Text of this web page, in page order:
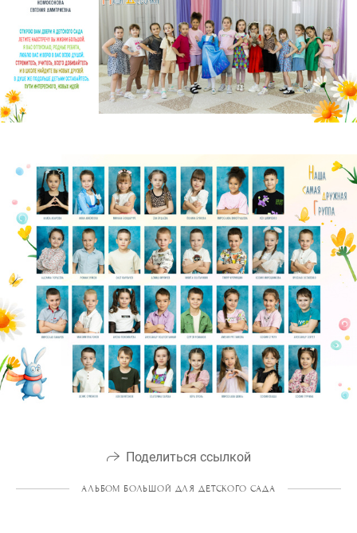
Поделиться ссылкой
АЛЬБОМ БОЛЬШОЙ ДЛЯ ДЕТСКОГО САДА